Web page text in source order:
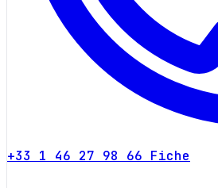
+33 1 46 27 98 66 Fiche